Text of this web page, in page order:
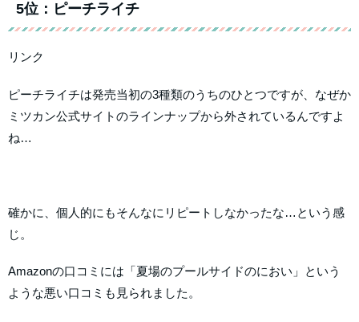
5位：ピーチライチ
リンク
ピーチライチは発売当初の3種類のうちのひとつですが、なぜか
ミツカン公式サイトのラインナップから外されているんですよ
ね…
確かに、個人的にもそんなにリピートしなかったな…という感
じ。
Amazonの口コミには「夏場のプールサイドのにおい」という
ような悪い口コミも見られました。